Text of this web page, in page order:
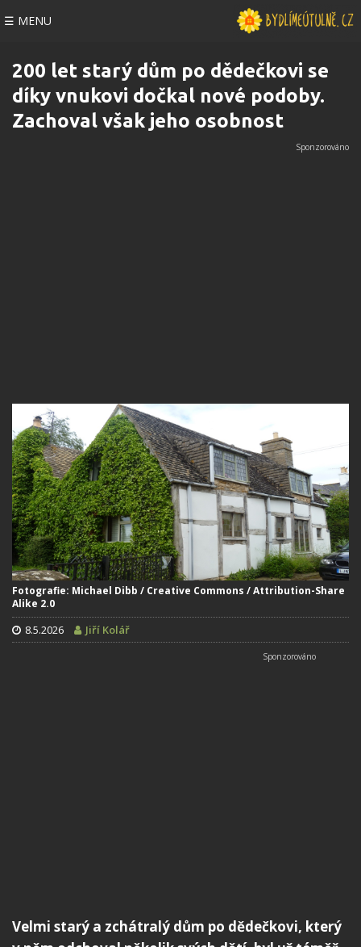
☰ MENU
200 let starý dům po dědečkovi se
díky vnukovi dočkal nové podoby.
Zachoval však jeho osobnost
Fotografie: Michael Dibb / Creative Commons / Attribution-Share
Alike 2.0
8.5.2026 Jiří Kolář
Velmi starý a zchátralý dům po dědečkovi, který